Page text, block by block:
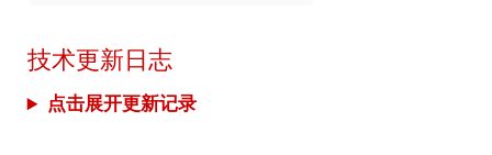
技术更新日志
点击展开更新记录